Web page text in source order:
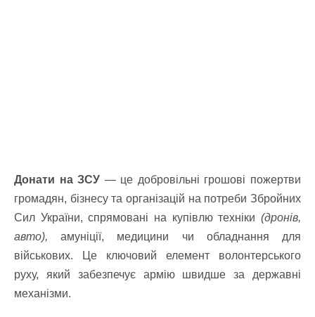
Донати на ЗСУ — це добровільні грошові пожертви
громадян, бізнесу та організацій на потреби Збройних
Сил України, спрямовані на купівлю техніки (дронів,
авто), амуніції, медицини чи обладнання для
військових. Це ключовий елемент волонтерського
руху, який забезпечує армію швидше за державні
механізми.